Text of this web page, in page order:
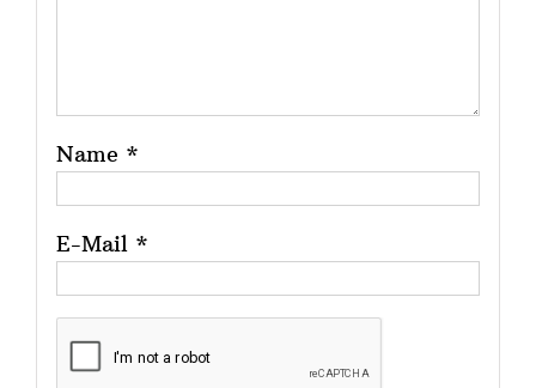
Name *
E-Mail *